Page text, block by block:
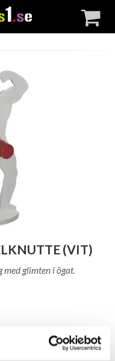
(VIT)
glimten i ögat.